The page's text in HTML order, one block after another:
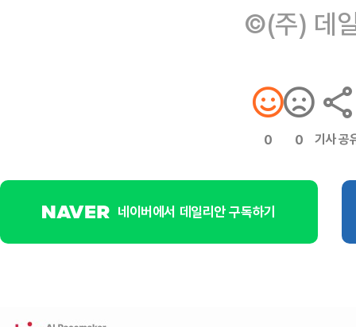
©(주) 데
0 0 기사 공
네이버에서 데일리안 구독하기